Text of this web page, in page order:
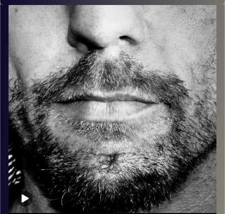
בלוז, bluegrass, ג'אז, Fאנק, פרוגרסיב ואפילו אלקטרוניקה.
כל מה שחי, אמיתי ונושם.
עם שמוליק רגב.
קרדיט תמונות: David Goehring